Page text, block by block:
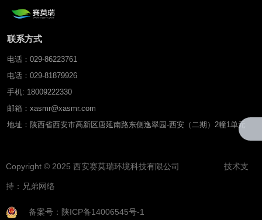
联系方式
电话：029-86223761
电话：029-81879926
手机: 18009222330
邮箱：xasmr@xasmr.com
地址：陕西省西安市高新区唐延南路东侧逸翠园-西安（二期）2幢1单元
Copyright © 2025 西安赛莫瑞环境科技有限公司 技术支
持： 兄弟网络
备案号：陕ICP备14006545号-1